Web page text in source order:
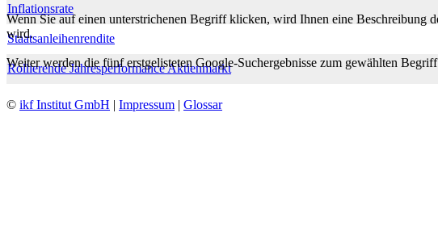
Inflationsrate
Staatsanleihenrendite
Rollierende Jahresperformance Aktienmarkt
Wenn Sie auf einen unterstrichenen Begriff klicken, wird Ihnen eine Beschreibung
wird.
Weiter werden die fünf erstgelisteten Google-Suchergebnisse zum gewählten
© ikf Institut GmbH | Impressum | Glossar